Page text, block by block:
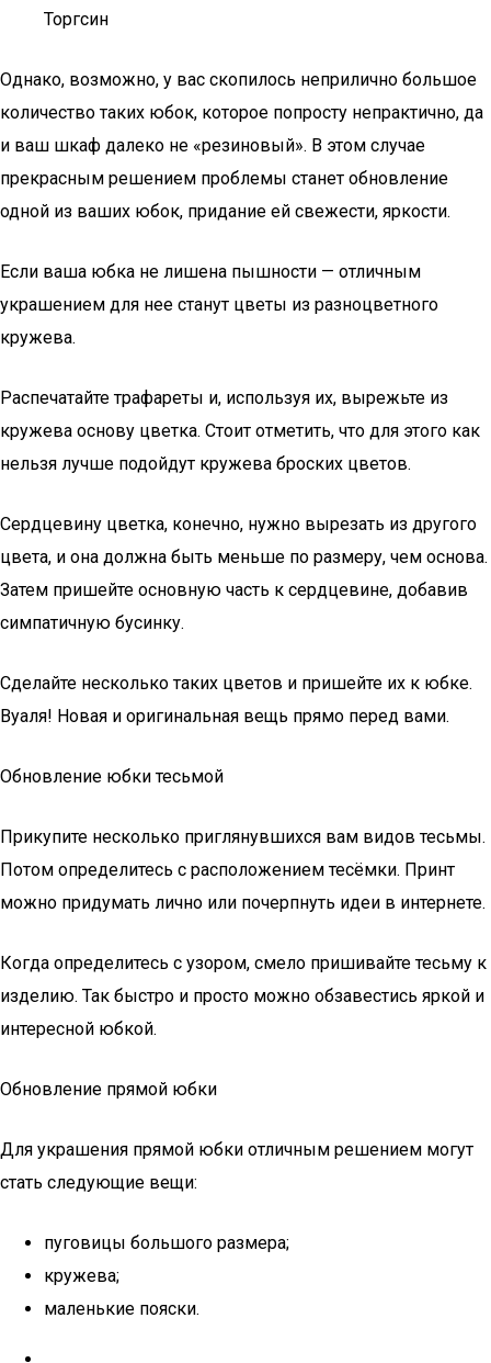
Торгсин
Однако, возможно, у вас скопилось неприлично большое
количество таких юбок, которое попросту непрактично, да
и ваш шкаф далеко не «резиновый». В этом случае
прекрасным решением проблемы станет обновление
одной из ваших юбок, придание ей свежести, яркости.
Если ваша юбка не лишена пышности — отличным
украшением для нее станут цветы из разноцветного
кружева.
Распечатайте трафареты и, используя их, вырежьте из
кружева основу цветка. Стоит отметить, что для этого как
нельзя лучше подойдут кружева броских цветов.
Сердцевину цветка, конечно, нужно вырезать из другого
цвета, и она должна быть меньше по размеру, чем основа.
Затем пришейте основную часть к сердцевине, добавив
симпатичную бусинку.
Сделайте несколько таких цветов и пришейте их к юбке.
Вуаля! Новая и оригинальная вещь прямо перед вами.
Обновление юбки тесьмой
Прикупите несколько приглянувшихся вам видов тесьмы.
Потом определитесь с расположением тесёмки. Принт
можно придумать лично или почерпнуть идеи в интернете.
Когда определитесь с узором, смело пришивайте тесьму к
изделию. Так быстро и просто можно обзавестись яркой и
интересной юбкой.
Обновление прямой юбки
Для украшения прямой юбки отличным решением могут
стать следующие вещи:
пуговицы большого размера;
кружева;
маленькие пояски.